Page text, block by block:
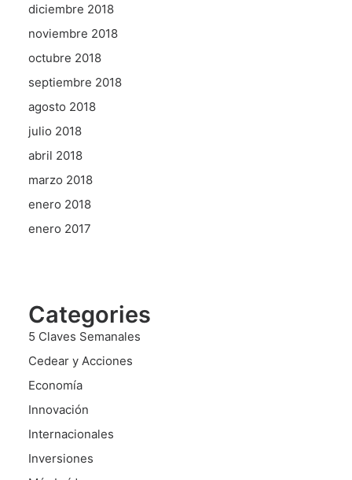
diciembre 2018
noviembre 2018
octubre 2018
septiembre 2018
agosto 2018
julio 2018
abril 2018
marzo 2018
enero 2018
enero 2017
Categories
5 Claves Semanales
Cedear y Acciones
Economía
Innovación
Internacionales
Inversiones